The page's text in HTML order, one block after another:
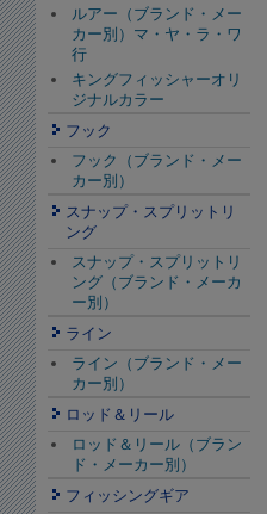
ルアー（ブランド・メー
カー別）マ・ヤ・ラ・ワ
行
キングフィッシャーオリ
ジナルカラー
フック
フック（ブランド・メー
カー別）
スナップ・スプリットリ
ング
スナップ・スプリットリ
ング（ブランド・メーカ
ー別）
ライン
ライン（ブランド・メー
カー別）
ロッド＆リール
ロッド＆リール（ブラン
ド・メーカー別）
フィッシングギア